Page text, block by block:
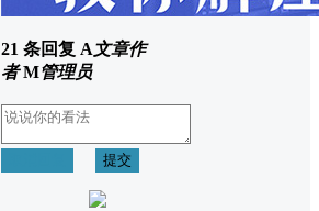
21 条回复 A文章作
者 M管理员
提交